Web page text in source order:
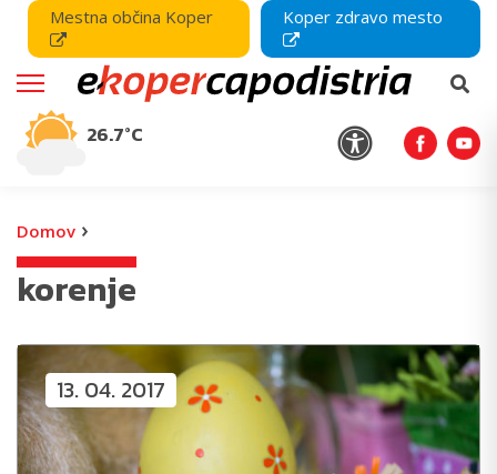
Mestna občina Koper Koper zdravo mesto
26.7°C
Domov ›
korenje
13. 04. 2017